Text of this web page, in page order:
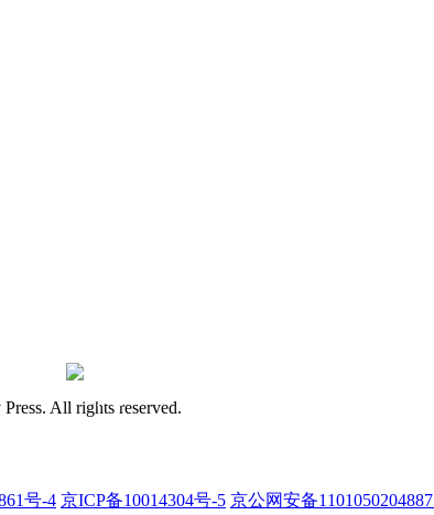
服务号
All rights reserved.
号-4 京ICP备10014304号-5 京公网安备